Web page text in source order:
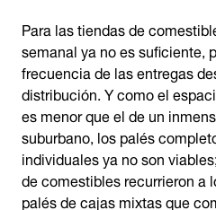
Para las tiendas de
semanal ya no es suficiente,
frecuencia de las entregas
distribución. Y como el
es menor que el de un
suburbano, los palés
individuales ya no son
de comestibles recurrieron a
palés de cajas mixtas que